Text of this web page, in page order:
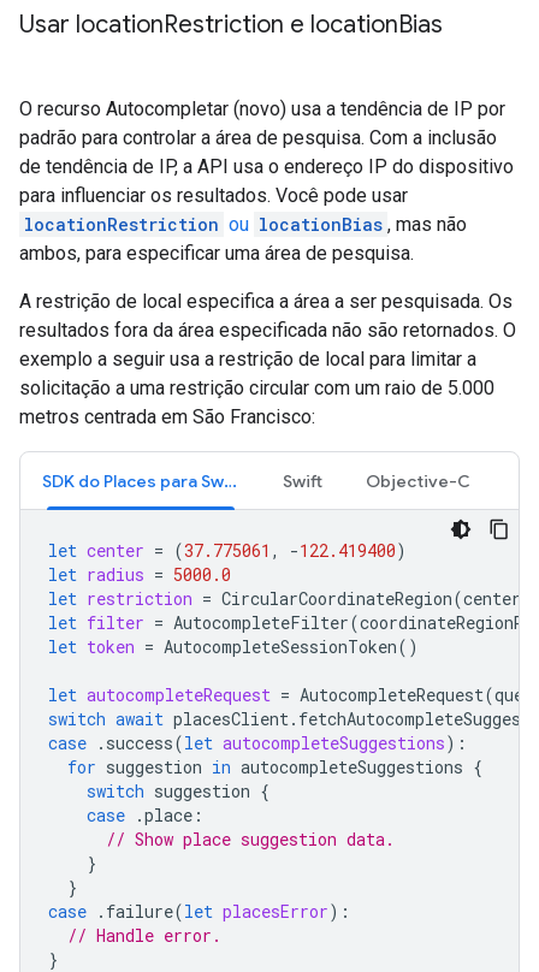
Usar locationRestriction e locationBias
O recurso Autocompletar (novo) usa a tendência de IP por
padrão para controlar a área de pesquisa. Com a inclusão
de tendência de IP, a API usa o endereço IP do dispositivo
para influenciar os resultados. Você pode usar
locationRestriction ou locationBias , mas não
ambos, para especificar uma área de pesquisa.
A restrição de local especifica a área a ser pesquisada. Os
resultados fora da área especificada não são retornados. O
exemplo a seguir usa a restrição de local para limitar a
solicitação a uma restrição circular com um raio de 5.000
metros centrada em São Francisco:
SDK do Places para Swift Swift Objective-C
let center = (37.775061 , -122.419400)
let radius = 5000.0
let restriction = CircularCoordinateRegion(center
let filter = AutocompleteFilter(
let token = AutocompleteSessionToken()
let autocompleteRequest = AutocompleteRequest(
switch await placesClient .
case . success(let autocompleteSuggestions):
for suggestion in autocompleteSuggestions {
switch suggestion {
case .place :
// Show place suggestion data.
}
}
case . failure(let placesError):
// Handle error.
}